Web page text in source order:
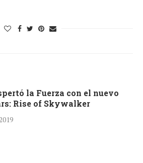
la Fuerza con el nuevo
Rise of Skywalker